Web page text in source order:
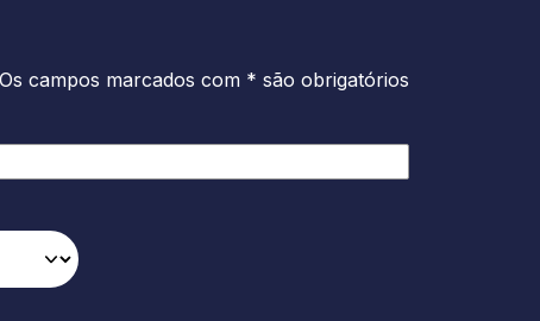
Os campos marcados com * são obrigatórios